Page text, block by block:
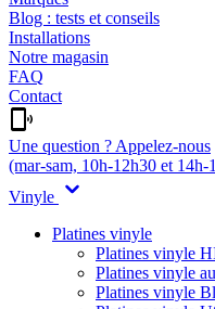
Blog : tests et conseils
Installations
Notre magasin
FAQ
Contact
Une question ? Appelez-nous
(mar-sam, 10h-12h30 et 14h-
Vinyle
Platines vinyle
Platines vinyle
Platines vinyle
Platines vinyle